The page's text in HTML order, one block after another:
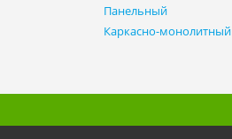
Панельный
Каркасно-монолитный